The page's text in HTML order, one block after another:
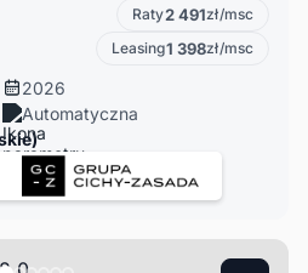
Raty2 491zł/msc
Leasing1 398zł/msc
2026
Automatyczna